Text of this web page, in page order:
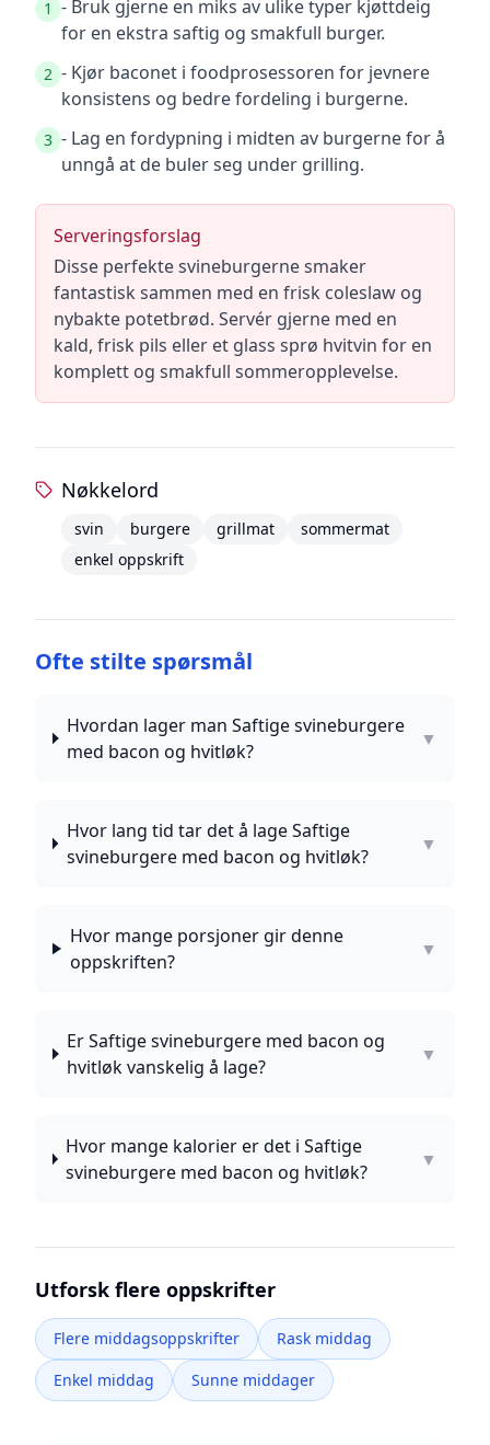
1 - Bruk gjerne en miks av ulike typer kjøttdeig
for en ekstra saftig og smakfull burger.
2 - Kjør baconet i foodprosessoren for jevnere
konsistens og bedre fordeling i burgerne.
3 - Lag en fordypning i midten av burgerne for å
unngå at de buler seg under grilling.
Serveringsforslag
Disse perfekte svineburgerne smaker
fantastisk sammen med en frisk coleslaw og
nybakte potetbrød. Servér gjerne med en
kald, frisk pils eller et glass sprø hvitvin for en
komplett og smakfull sommeropplevelse.
Nøkkelord
svin burgere grillmat
sommermat
enkel oppskrift
Ofte stilte spørsmål
Hvordan lager man Saftige svineburgere
med bacon og hvitløk?
▼
Hvor lang tid tar det å lage Saftige
svineburgere med bacon og hvitløk?
▼
Hvor mange porsjoner gir denne
oppskriften?
▼
Er Saftige svineburgere med bacon og
hvitløk vanskelig å lage?
▼
Hvor mange kalorier er det i Saftige
svineburgere med bacon og hvitløk?
▼
Utforsk flere oppskrifter
Flere middagsoppskrifter
Rask middag
Enkel middag
Sunne middager